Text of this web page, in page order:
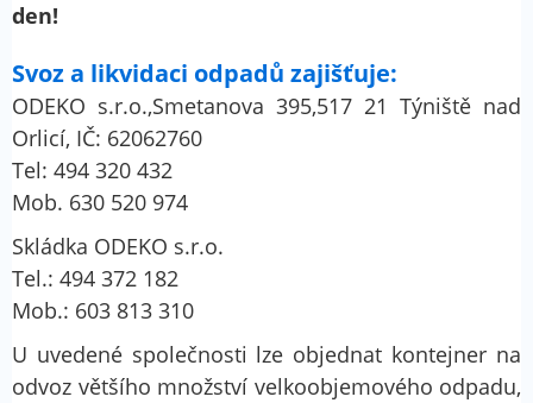
den!
Svoz a likvidaci odpadů zajišťuje:
ODEKO s.r.o.,Smetanova 395,517 21 Týniště nad
Orlicí, IČ: 62062760
Tel: 494 320 432
Mob. 630 520 974
Skládka ODEKO s.r.o.
Tel.: 494 372 182
Mob.: 603 813 310
U uvedené společnosti lze objednat kontejner na
odvoz většího množství velkoobjemového odpadu,